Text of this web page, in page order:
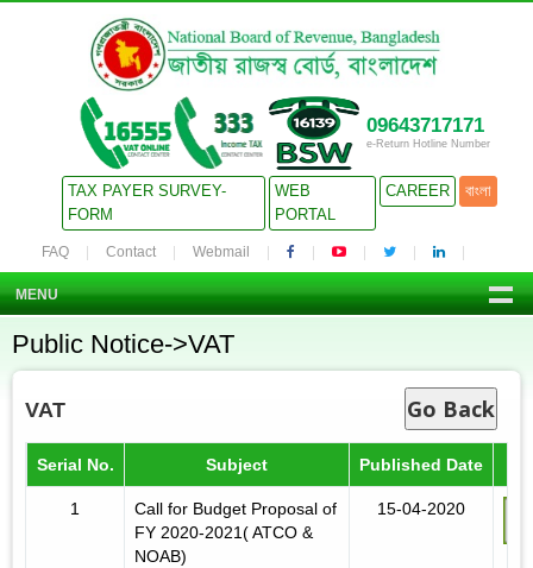
09643717171
e-Return Hotline Number
TAX PAYER SURVEY-
FORM
WEB
PORTAL
CAREER বাংলা
FAQ Contact Webmail
MENU
Public Notice->VAT
VAT Go Back
Serial No. Subject Published Date
1
Call for Budget Proposal of
FY 2020-2021( ATCO &
NOAB)
15-04-2020